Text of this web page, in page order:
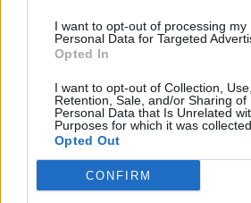
I want to opt-out of processing my
Personal Data for Targeted
Opted In
I want to opt-out of Collection, Use,
Retention, Sale, and/or Sharing of
Personal Data that Is Unrelated
Purposes for which it was collected.
Opted Out
CONFIRM
00:00
Leonardo Maria Del Vecchio
in ospedale. Le dichiarazioni